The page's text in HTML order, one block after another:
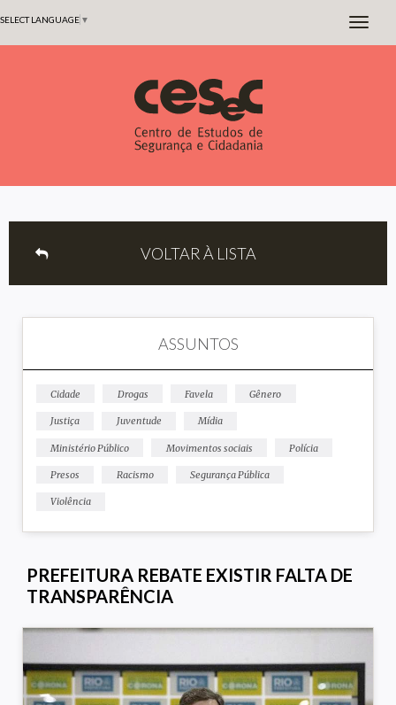
SELECT LANGUAGE ▼
VOLTAR À LISTA
ASSUNTOS
Cidade Drogas Favela Gênero
Justiça Juventude Mídia
Ministério Público Movimentos sociais Polícia
Presos Racismo Segurança Pública
Violência
PREFEITURA REBATE EXISTIR FALTA DE
TRANSPARÊNCIA